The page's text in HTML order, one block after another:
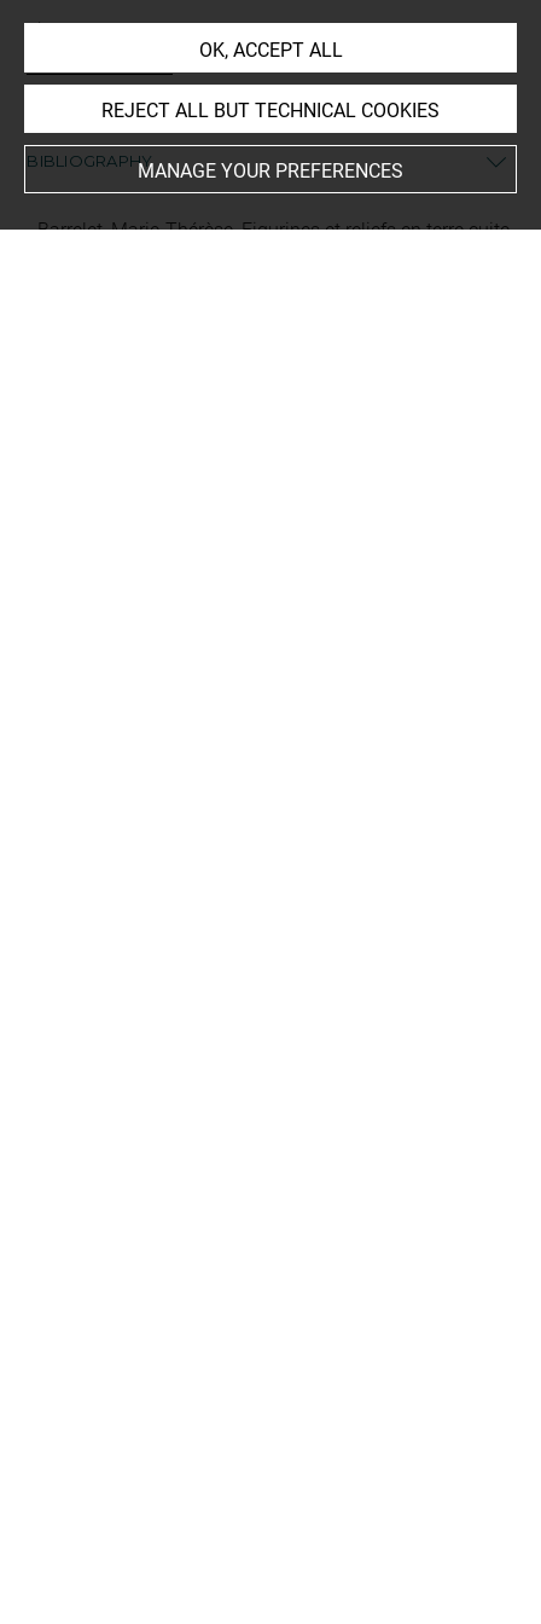
Places
BIBLIOGRAPHY
Barrelet, Marie-Thérèse, Figurines et reliefs en terre cuite
OK, ACCEPT ALL
REJECT ALL BUT TECHNICAL COOKIES
MANAGE YOUR PREFERENCES